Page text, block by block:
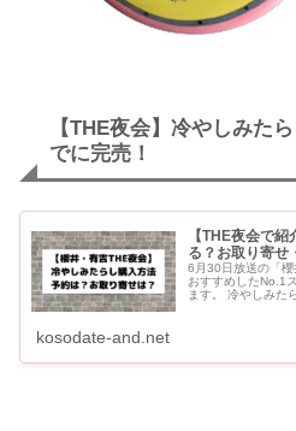
【THE夜会】冷やしみた
でに完売！
【THE夜会で
る？お取り寄せ
6月30日放送の「
おすすめしたNo.1
ます。 冷やしみたらしは保存が効かないので、通販・お取
kosodate-and.net